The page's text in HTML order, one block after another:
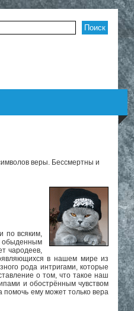
поиска
веры. Бессмертны и
по всяким,
обыденным
чародеев,
в нашем мире из
рода интригами, которые
о том, что такое наш
и обострённым чувством
помочь ему может только вера